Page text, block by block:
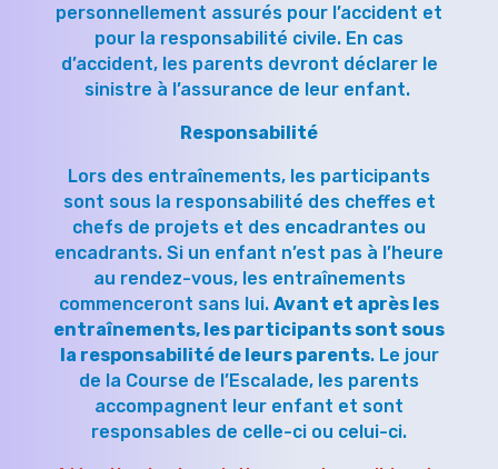
personnellement assurés pour l’accident et
pour la responsabilité civile. En cas
d’accident, les parents devront déclarer le
sinistre à l’assurance de leur enfant.
Responsabilité
Lors des entraînements, les participants
sont sous la responsabilité des cheffes et
chefs de projets et des encadrantes ou
encadrants. Si un enfant n’est pas à l’heure
au rendez-vous, les entraînements
commenceront sans lui. Avant et après les
entraînements, les participants sont sous
la responsabilité de leurs parents. Le jour
de la Course de l’Escalade, les parents
accompagnent leur enfant et sont
responsables de celle-ci ou celui-ci.